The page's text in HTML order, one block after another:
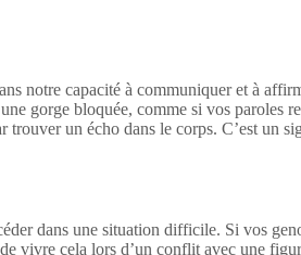
notre capacité à communiquer et à
gorge bloquée, comme si vos paroles
un écho dans le corps. C’est un
dans une situation difficile. Si vos
vivre cela lors d’un conflit avec une